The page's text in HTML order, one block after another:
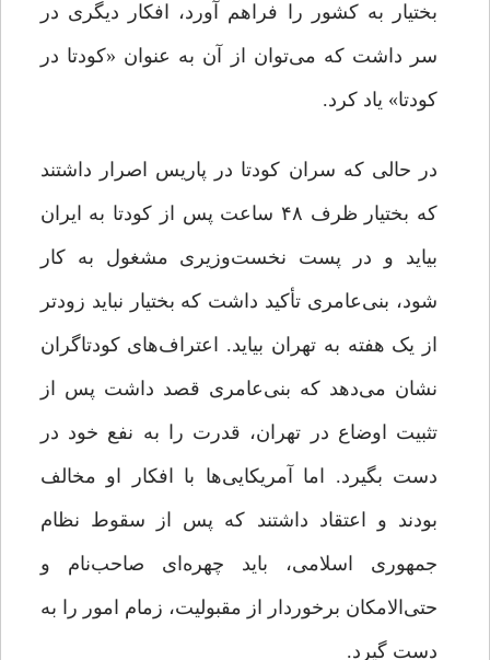
بختیار به کشور را فراهم آورد، افکار دیگری در
سر داشت که می‌توان از آن به عنوان «کودتا در
کودتا» یاد کرد.
در حالی که سران کودتا در پاریس اصرار داشتند
که بختیار ظرف ۴۸ ساعت پس از کودتا به ایران
بیاید و در پست نخست‌وزیری مشغول به کار
شود، بنی‌عامری تأکید داشت که بختیار نباید زودتر
از یک هفته به تهران بیاید. اعتراف‌های کودتاگران
نشان می‌دهد که بنی‌عامری قصد داشت پس از
تثبیت اوضاع در تهران، قدرت را به نفع خود در
دست بگیرد. اما آمریکایی‌ها با افکار او مخالف
بودند و اعتقاد داشتند که پس از سقوط نظام
جمهوری اسلامی، باید چهره‌ای صاحب‌نام و
حتی‌الامکان برخوردار از مقبولیت، زمام امور را به
دست گیرد.